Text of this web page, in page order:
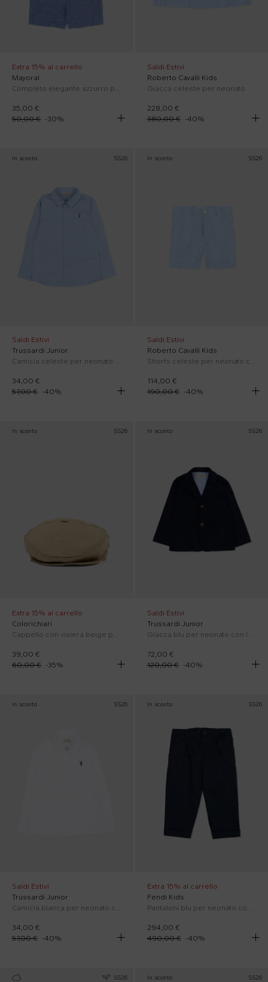
Extra 15% al carrello
Mayoral
35,00 €
50,00 € -30%
Saldi Estivi
Roberto Cavalli Kids
Giacca celeste per neonato
228,00 €
380,00 €
-40%
In sconto SS26
Saldi Estivi
Trussardi Junior
Camicia celeste per neonato con logo
34,00 €
57,00 € -40%
In sconto SS26
Saldi Estivi
Roberto Cavalli Kids
Shorts celeste per neonato con motivo jacquard
114,00 €
190,00 €
-40%
In sconto SS26
Extra 15% al carrello
Colorichiari
Cappello con visiera beige per neonato
39,00 €
60,00 € -35%
In sconto SS26
Saldi Estivi
Trussardi Junior
Giacca blu per neonato con levriero
72,00 €
120,00 €
-40%
In sconto SS26
Saldi Estivi
Trussardi Junior
34,00 €
57,00 € -40%
In sconto SS26
Extra 15% al carrello
Fendi Kids
294,00 €
490,00 €
-40%
SS26 In sconto SS26